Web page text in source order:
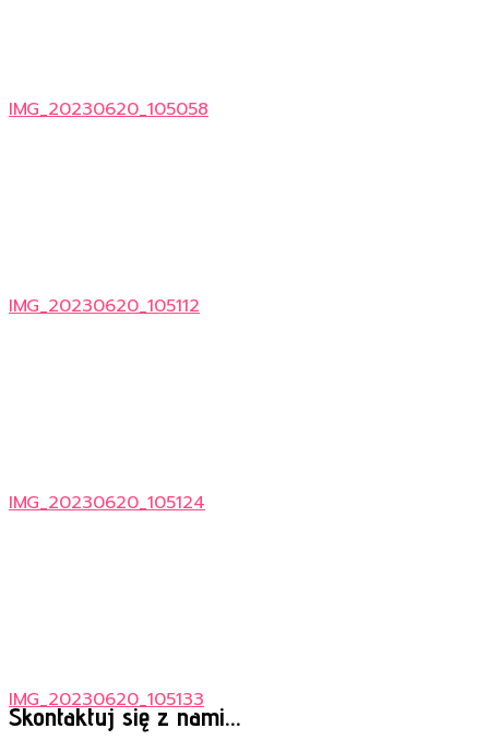
IMG_20230620_105058
IMG_20230620_105112
IMG_20230620_105124
IMG_20230620_105133
Skontaktuj się z nami...